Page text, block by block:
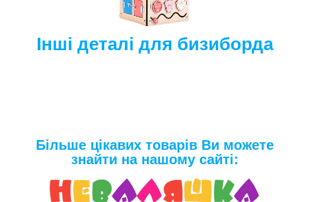
Інші деталі для бизиборда
Більше цікавих товарів Ви можете
знайти на нашому сайті: